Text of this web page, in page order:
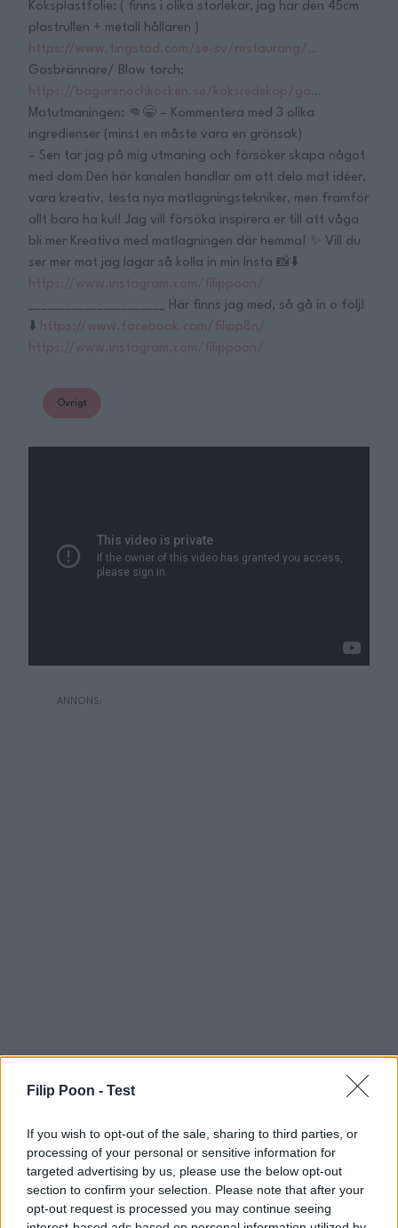
Filip Poon - Test
If you wish to opt-out of the sale, sharing to third parties, or
processing of your personal or sensitive information for
targeted advertising by us, please use the below opt-out
section to confirm your selection. Please note that after your
opt-out request is processed you may continue seeing
Köksplastfolie: ( finns i olika storlekar, jag har den 45cm
plastrullen + metall hållaren )
https://www.tingstad.com/se-sv/restaurang/…
Gasbrännare/ Blow torch:
https://bagarenochkocken.se/koksredskap/ga…
Matutmaningen: 👊😁 – Kommentera med 3 olika
ingredienser (minst en måste vara en grönsak)
– Sen tar jag på mig utmaning och försöker skapa något
med dom Den här kanalen handlar om att dela mat idéer,
vara kreativ, testa nya matlagningstekniker, men framför
allt bara ha kul! Jag vill försöka inspirera er till att våga
bli mer Kreativa med matlagningen där hemma! ✨ Vill du
ser mer mat jag lagar så kolla in min Insta 📸⬇️
https://www.instagram.com/filippoon/
______________________ Här finns jag med, så gå in o följ!
⬇️ https://www.facebook.com/filipp8n/
https://www.instagram.com/filippoon/
Övrigt